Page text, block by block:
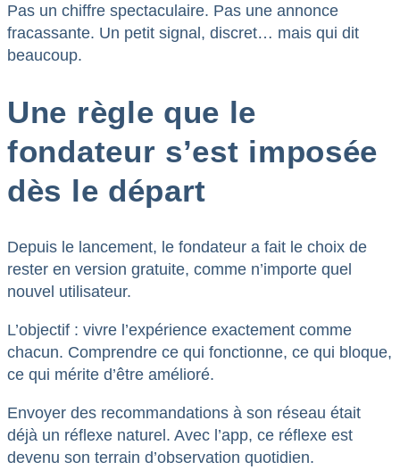
Pas un chiffre spectaculaire. Pas une annonce
fracassante. Un petit signal, discret… mais qui dit
beaucoup.
Une règle que le
fondateur s’est imposée
dès le départ
Depuis le lancement, le fondateur a fait le choix de
rester en version gratuite, comme n’importe quel
nouvel utilisateur.
L’objectif : vivre l’expérience exactement comme
chacun. Comprendre ce qui fonctionne, ce qui bloque,
ce qui mérite d’être amélioré.
Envoyer des recommandations à son réseau était
déjà un réflexe naturel. Avec l’app, ce réflexe est
devenu son terrain d’observation quotidien.